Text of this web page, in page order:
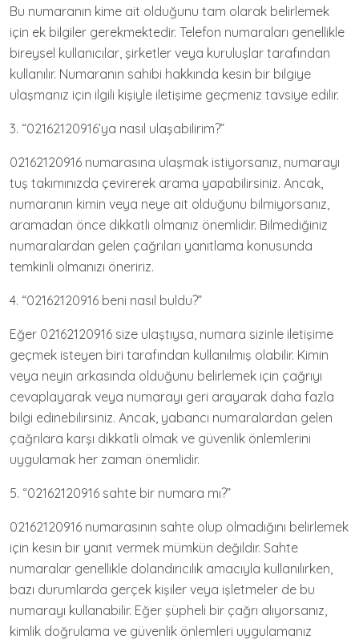
Bu numaranın kime ait olduğunu tam olarak belirlemek
için ek bilgiler gerekmektedir. Telefon numaraları genellikle
bireysel kullanıcılar, şirketler veya kuruluşlar tarafından
kullanılır. Numaranın sahibi hakkında kesin bir bilgiye
ulaşmanız için ilgili kişiyle iletişime geçmeniz tavsiye edilir.
3. “02162120916’ya nasıl ulaşabilirim?”
02162120916 numarasına ulaşmak istiyorsanız, numarayı
tuş takımınızda çevirerek arama yapabilirsiniz. Ancak,
numaranın kimin veya neye ait olduğunu bilmiyorsanız,
aramadan önce dikkatli olmanız önemlidir. Bilmediğiniz
numaralardan gelen çağrıları yanıtlama konusunda
temkinli olmanızı öneririz.
4. “02162120916 beni nasıl buldu?”
Eğer 02162120916 size ulaştıysa, numara sizinle iletişime
geçmek isteyen biri tarafından kullanılmış olabilir. Kimin
veya neyin arkasında olduğunu belirlemek için çağrıyı
cevaplayarak veya numarayı geri arayarak daha fazla
bilgi edinebilirsiniz. Ancak, yabancı numaralardan gelen
çağrılara karşı dikkatli olmak ve güvenlik önlemlerini
uygulamak her zaman önemlidir.
5. “02162120916 sahte bir numara mı?”
02162120916 numarasının sahte olup olmadığını belirlemek
için kesin bir yanıt vermek mümkün değildir. Sahte
numaralar genellikle dolandırıcılık amacıyla kullanılırken,
bazı durumlarda gerçek kişiler veya işletmeler de bu
numarayı kullanabilir. Eğer şüpheli bir çağrı alıyorsanız,
kimlik doğrulama ve güvenlik önlemleri uygulamanız